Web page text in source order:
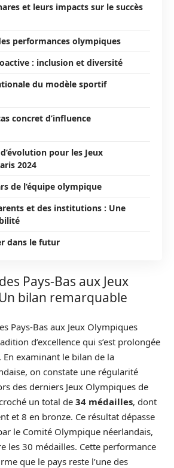
et leurs impacts sur le succès
performances olympiques
: inclusion et diversité
du modèle sportif
concret d’influence
pour les Jeux
2024
de l’équipe olympique
et des institutions : Une
dans le futur
Pays-Bas aux Jeux
bilan remarquable
Pays-Bas aux Jeux Olympiques
d’excellence qui s’est prolongée
En examinant le bilan de la
on constate une régularité
des derniers Jeux Olympiques de
un total de 34 médailles, dont
et 8 en bronze. Ce résultat dépasse
le Comité Olympique néerlandais,
les 30 médailles. Cette performance
que le pays reste l’une des